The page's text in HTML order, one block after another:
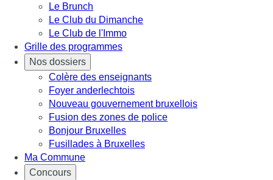
Le Brunch
Le Club du Dimanche
Le Club de l'Immo
Grille des programmes
Nos dossiers
Colère des enseignants
Foyer anderlechtois
Nouveau gouvernement bruxellois
Fusion des zones de police
Bonjour Bruxelles
Fusillades à Bruxelles
Ma Commune
Concours